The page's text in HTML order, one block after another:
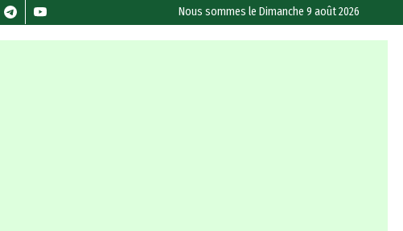
Nous sommes leDimanche 9 août 2026